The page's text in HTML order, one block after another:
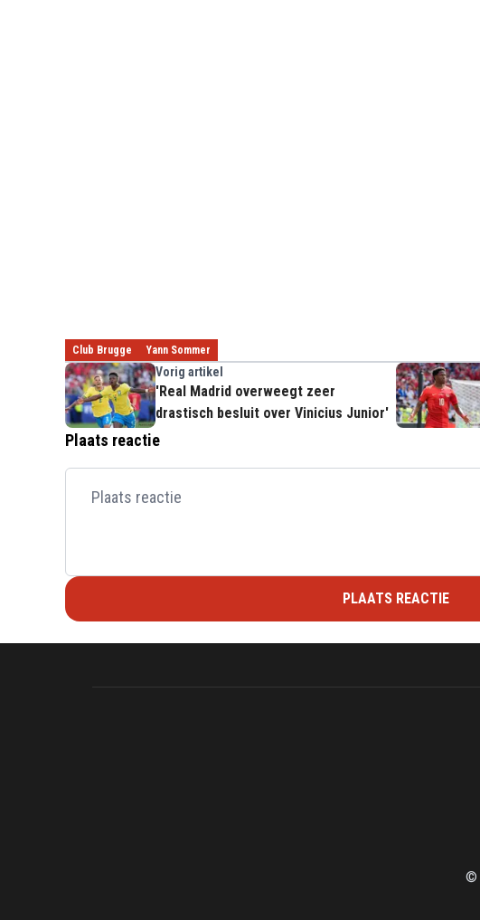
Club Brugge Yann Sommer
Vorig artikel
'Real Madrid overweegt zeer
drastisch besluit over Vinicius Junior'
Plaats reactie
PLAATS REACTIE
©